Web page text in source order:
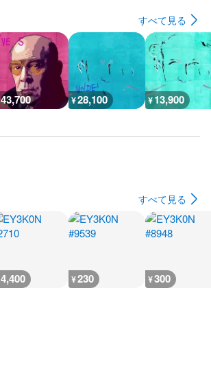
すべて見る
43,700 ¥28,100 ¥13,900
すべて見る
4,400 ¥230 ¥300